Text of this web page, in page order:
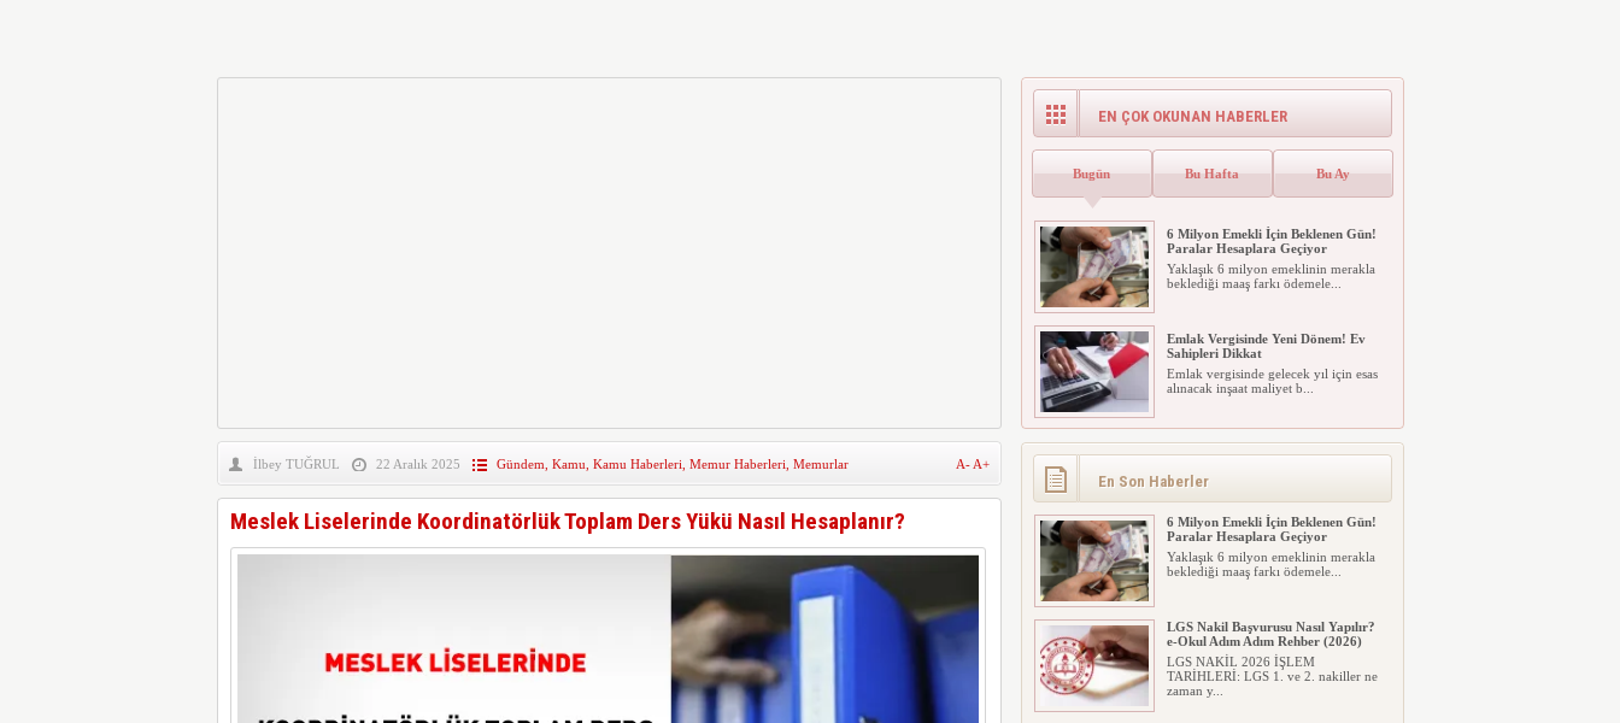
İlbey TUĞRUL 22 Aralık 2025 Gündem Kamu Kamu Haberleri Memur Haberleri Memurlar A- A+
Meslek Liselerinde Koordinatörlük Toplam Ders Yükü Nasıl Hesaplanır?
EN ÇOK OKUNAN HABERLER
Bugün Bu Hafta Bu Ay
6 Milyon Emekli İçin Beklenen Gün!
Paralar Hesaplara Geçiyor
Yaklaşık 6 milyon emeklinin merakla
beklediği maaş farkı ödemele...
Emlak Vergisinde Yeni Dönem! Ev
Sahipleri Dikkat
Emlak vergisinde gelecek yıl için esas
alınacak inşaat maliyet b...
En Son Haberler
Sahipleri Dikkat
Emlak vergisinde gelecek yıl için esas
6 Milyon Emekli İçin Beklenen Gün!
Paralar Hesaplara Geçiyor
Yaklaşık 6 milyon emeklinin merakla
beklediği maaş farkı ödemele...
LGS Nakil Başvurusu Nasıl Yapılır?
e-Okul Adım Adım Rehber (2026)
LGS NAKİL 2026 İŞLEM
TARİHLERİ: LGS 1. ve 2. nakiller ne
zaman y...